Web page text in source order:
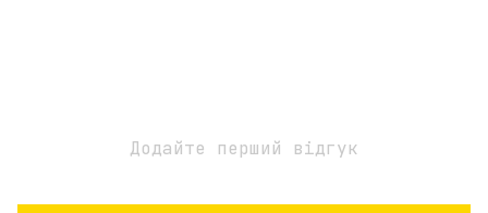
Додайте перший відгук